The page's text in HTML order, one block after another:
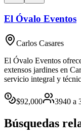
El Óvalo Eventos
Carlos Casares
El Óvalo Eventos
extensos jardines en
servicio integral y
$92,000 3940 a
Búsquedas